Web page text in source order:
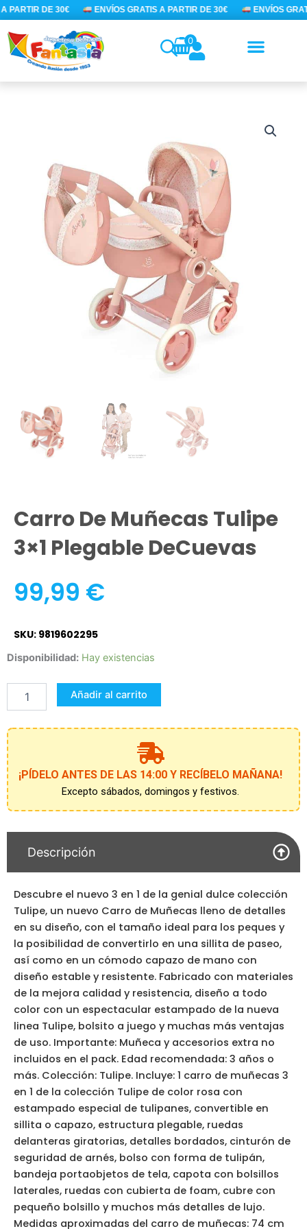
Ir
al
contenido
PARTIR DE 30€ ENVÍOS GRATIS A PARTIR DE 30€ ENVÍOS
0
Carro De Muñecas Tulipe
3×1 Plegable DeCuevas
99,99 €
SKU: 9819602295
Disponibilidad: Hay existencias
Carro
Muñecas
Tulipe
3x1
DeCuevas
cantidad
Añadir al carrito
¡PÍDELO ANTES DE LAS 14:00 Y RECÍBELO MAÑANA!
Excepto sábados, domingos y festivos.
Descripción
Descubre el nuevo 3 en 1 de la genial dulce colección
Tulipe, un nuevo Carro de Muñecas lleno de detalles
en su diseño, con el tamaño ideal para los peques y
la posibilidad de convertirlo en una sillita de paseo,
así como en un cómodo capazo de mano con
diseño estable y resistente. Fabricado con materiales
de la mejora calidad y resistencia, diseño a todo
color con un espectacular estampado de la nueva
linea Tulipe, bolsito a juego y muchas más ventajas
de uso. Importante: Muñeca y accesorios extra no
incluidos en el pack. Edad recomendada: 3 años o
más. Colección: Tulipe. Incluye: 1 carro de muñecas 3
en 1 de la colección Tulipe de color rosa con
estampado especial de tulipanes, convertible en
sillita o capazo, estructura plegable, ruedas
delanteras giratorias, detalles bordados, cinturón de
seguridad de arnés, bolso con forma de tulipán,
bandeja portaobjetos de tela, capota con bolsillos
laterales, ruedas con cubierta de foam, cubre con
pequeño bolsillo y muchos más detalles de lujo.
Medidas aproximadas del carro de muñecas: 74 cm